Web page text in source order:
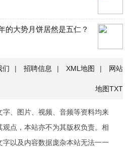
的大势月饼居然是五仁？
们 | 招聘信息 | XML地图 | 网站
地图TXT
、图片、视频、音频等资料均来
点，本站亦不为其版权负责。相
以及内容数据庞杂本站无法一一